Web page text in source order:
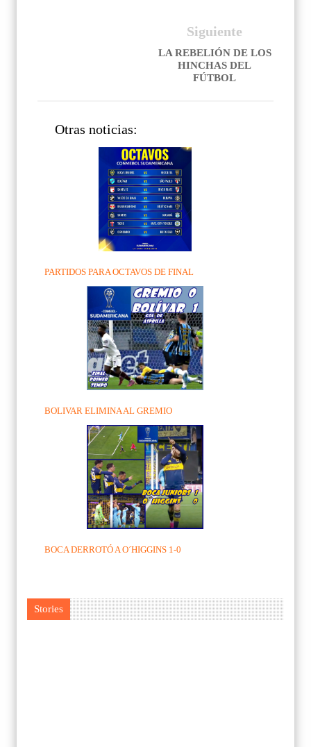
Siguiente
LA REBELIÓN DE LOS
HINCHAS DEL
FÚTBOL
Otras noticias:
PARTIDOS PARA OCTAVOS DE FINAL
BOLIVAR ELIMINA AL GREMIO
BOCA DERROTÓ A O´HIGGINS 1-0
Stories